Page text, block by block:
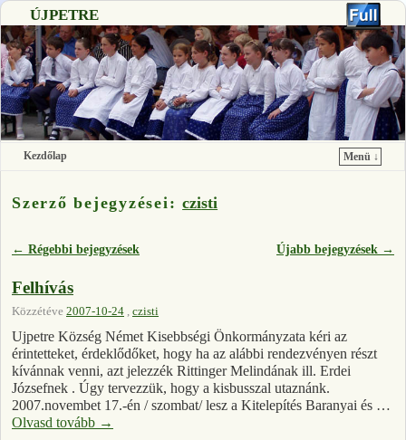
ÚJPETRE
Kezdőlap
Menü ↓
Szerző bejegyzései:czisti
Bejegyzés navigáció
← Régebbi bejegyzések Újabb bejegyzések →
Felhívás
Közzétéve 2007-10-24 , czisti
Ujpetre Község Német Kisebbségi Önkormányzata kéri az
érintetteket, érdeklődőket, hogy ha az alábbi rendezvényen részt
kívánnak venni, azt jelezzék Rittinger Melindának ill. Erdei
Józsefnek . Úgy tervezzük, hogy a kisbusszal utaznánk.
2007.novembet 17.-én / szombat/ lesz a Kitelepítés Baranyai és …
Olvasd tovább →